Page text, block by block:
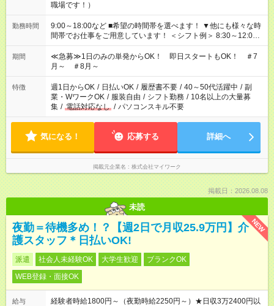
職場です！）
勤務時間
9:00～18:00など ■希望の時間帯を選べます！ ▼他にも様々な時
間帯でお仕事をご用意しています！ ＜シフト例＞ 8:30～12:00
17:00～22:00 13:00～22:00 22:00～翌6:00 など
期間
≪急募≫1日のみの単発からOK！ 即日スタートもOK！ ＃7
月～ ＃8月～
特徴 週1日からOK / 日払いOK / 履歴書不要 / 40～50代活躍中 / 副
業・WワークOK / 服装自由 / シフト勤務 / 10名以上の大量募
集 / 電話対応なし / パソコンスキル不要
気になる！ 応募する 詳細へ
掲載元企業名 株式会社マイワーク
掲載日：2026.08.08
未読
NEW
夜勤＝待機多め！？【週2日で月収25.9万円】介
護スタッフ＊日払いOK!
派遣 社会人未経験OK 大学生歓迎
ブランクOK
WEB登録・面接OK
給与
経験者時給1800円～（夜勤時給2250円～）★日収3万2400円以